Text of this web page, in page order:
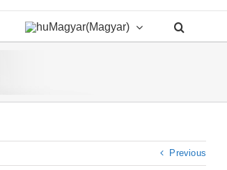
Magyar(Magyar)
Previous